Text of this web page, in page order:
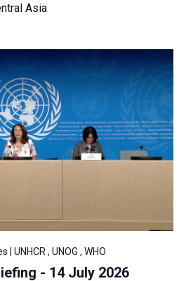
Asia
| UNHCR , UNOG , WHO
- 14 July 2026